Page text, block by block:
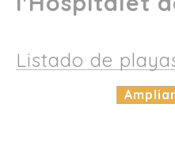
Listado de